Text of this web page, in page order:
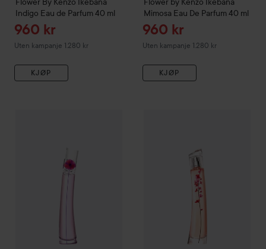
Indigo Eau de Parfum40 ml
Tilbudspris
960 kr
Uten kampanje 1.280 kr
KJØP
Mimosa Eau De Parfum40 ml
Tilbudspris
960 kr
Uten kampanje 1.280 kr
KJØP